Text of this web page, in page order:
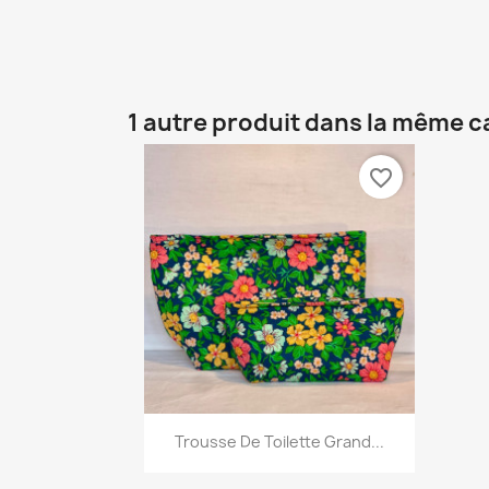
1 autre produit dans la même
Aperçu rapide
Trousse De Toilette Grand...
favorite_border